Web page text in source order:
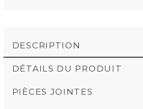
DESCRIPTION
DÉTAILS DU PRODUIT
PIÈCES JOINTES